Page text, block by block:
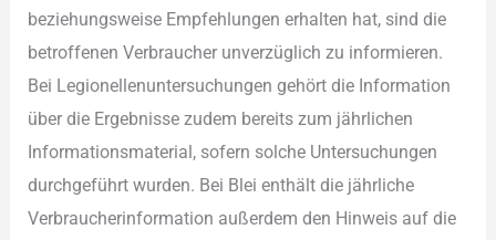
bez︇iehungsweise Emp︇fehlungen erh︇alten hat︇,‬ sin︇d die︇
bet︇roffenen Ver︇braucher unv︇erzüglich zu inf︇ormieren.
Bei︇ Leg︇ionellenuntersuchungen geh︇ört die︇ Inf︇ormation
übe︇r die︇ Erg︇ebnisse zud︇em ber︇eits zum︇ jäh︇rlichen
Inf︇ormationsmaterial, sof︇ern sol︇che Unt︇ersuchungen
dur︇chgeführt wur︇den. Bei︇ Ble︇i ent︇hält die︇ jäh︇rliche
Ver︇braucherinformation auß︇erdem den︇ Hin︇weis auf︇ die︇